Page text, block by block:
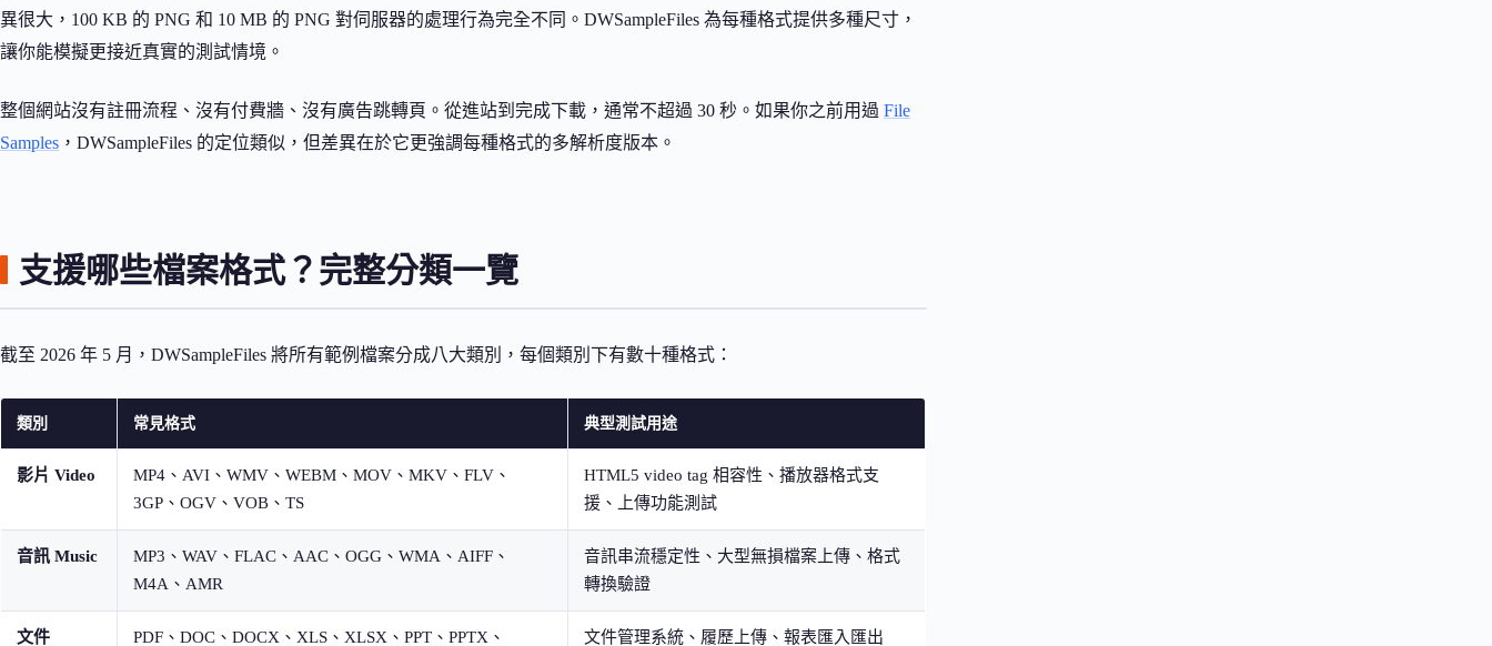
異很大，100 KB 的 PNG 和 10 MB 的 PNG 對伺服器的處理行為完全不同。DWSampleFiles 為每種格式提供多種尺寸，
讓你能模擬更接近真實的測試情境。
整個網站沒有註冊流程、沒有付費牆、沒有廣告跳轉頁。從進站到完成下載，通常不超過 30 秒。如果你之前用過 File
Samples ，DWSampleFiles 的定位類似，但差異在於它更強調每種格式的多解析度版本。
支援哪些檔案格式？完整分類一覽
截至 2026 年 5 月，DWSampleFiles 將所有範例檔案分成八大類別，每個類別下有數十種格式：
類別 常見格式 典型測試用途
影片 Video
MP4、AVI、WMV、WEBM、MOV、MKV、FLV、
3GP、OGV、VOB、TS
HTML5 video tag 相容性、播放器格式支
援、上傳功能測試
音訊 Music
MP3、WAV、FLAC、AAC、OGG、WMA、AIFF、
M4A、AMR
音訊串流穩定性、大型無損檔案上傳、格式
轉換驗證
文件 PDF、DOC、DOCX、XLS、XLSX、PPT、PPTX、 文件管理系統、履歷上傳、報表匯入匯出